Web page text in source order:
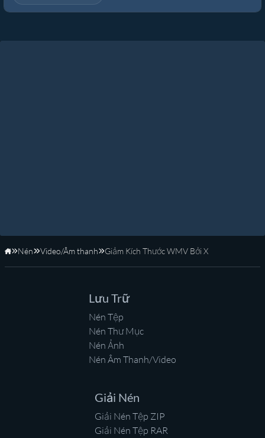
Trang Chủ
Nén Video/Âm thanh Giảm Kích Thước WMV Bởi X
Lưu Trữ
Nén Tệp
Nén Thư Mục
Nén Ảnh
Nén Âm Thanh/Video
Giải Nén
Giải Nén Tệp ZIP
Giải Nén Tệp RAR